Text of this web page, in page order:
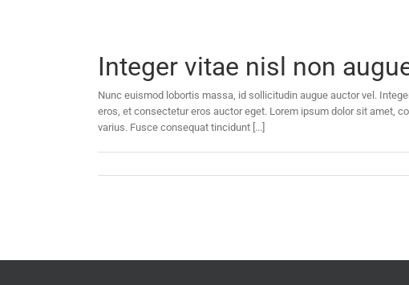
Integer vitae nisl non
Nunc euismod lobortis massa, id sollicitudin augue auctor vel.
eros, et consectetur eros auctor eget. Lorem ipsum dolor sit amet,
varius. Fusce consequat tincidunt [...]